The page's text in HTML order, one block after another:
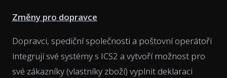
Změny pro dopravce
Dopravci, spediční společnosti a poštovní operátoři
integrují své systémy s ICS2 a vytvoří možnost pro
své zákazníky (vlastníky zboží) vyplnit deklaraci